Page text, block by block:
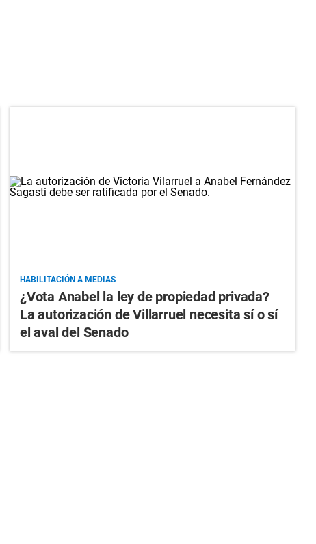
HABILITACIÓN A MEDIAS
¿Vota Anabel la ley de propiedad privada?
La autorización de Villarruel necesita sí o sí
el aval del Senado